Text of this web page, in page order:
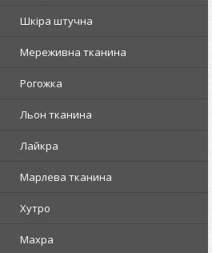
Шкіра штучна
Мереживна тканина
Рогожка
Льон тканина
Лайкра
Марлева тканина
Хутро
Махра